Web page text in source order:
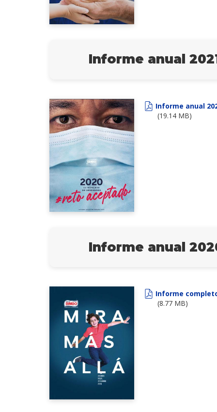
Informe anual
Informe anual
(19.14 MB)
Informe anual
Informe
(8.77 MB)